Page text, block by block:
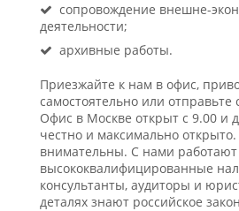
сопровождение внешне-
деятельности;
архивные работы.
Приезжайте к нам в офис,
самостоятельно или отправьте
Офис в Москве открыт с 9.00 и
честно и максимально
внимательны. С нами работают
высококвалифицированные
консультанты, аудиторы и
деталях знают российское